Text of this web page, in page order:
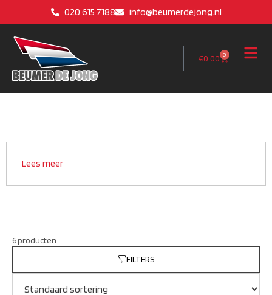
020 615 7188 info@beumerdejong.nl
€0.00 0
Lees meer
6 producten
FILTERS